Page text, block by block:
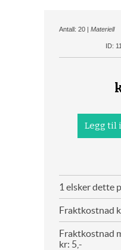
Antall: 20 | Materiell
ID:
1 elsker dette
Fraktkostnad
Fraktkostnad
kr: 5,-